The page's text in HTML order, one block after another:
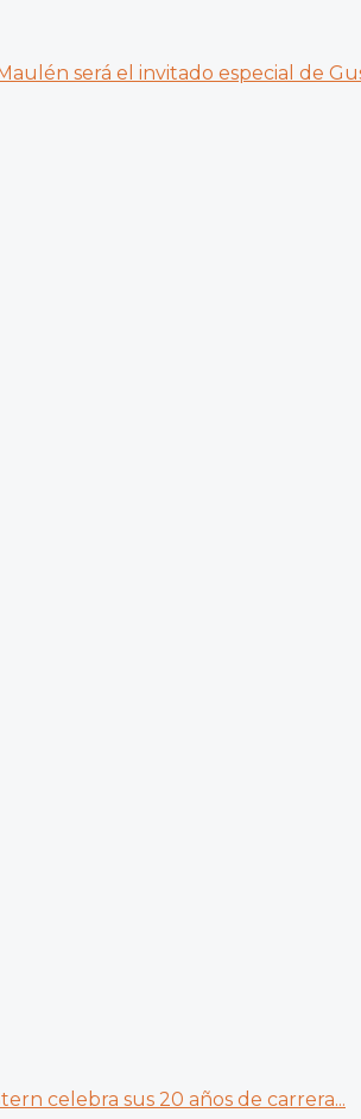
será el invitado especial de
celebra sus 20 años de carrera...